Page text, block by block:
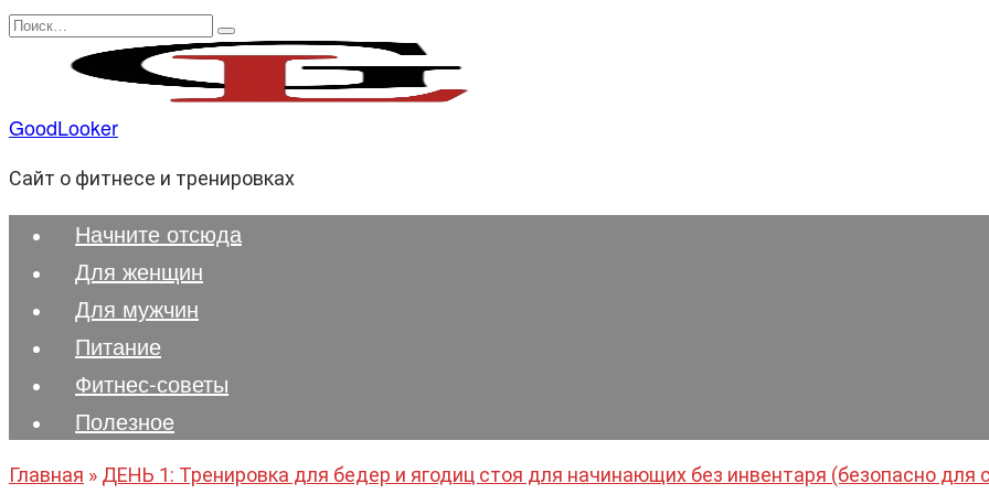
Перейти
содержанию
Search
GoodLooker
Сайт о фитнесе и тренировках
Начните отсюда
Для женщин
Для мужчин
Питание
Фитнес-советы
Полезноe
Главная » ДЕНЬ 1: Тренировка для бедер и ягодиц стоя для начинающих без инвентаря (безопасно для